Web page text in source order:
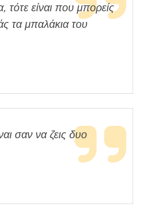
τότε είναι που μπορείς
τα μπαλάκια του
σαν να ζεις δυο